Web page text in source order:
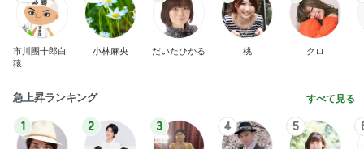
市川團十郎白
猿
小林麻央 だいたひかる 桃 クロ
急上昇ランキング すべて見る
1 2 3 4 5